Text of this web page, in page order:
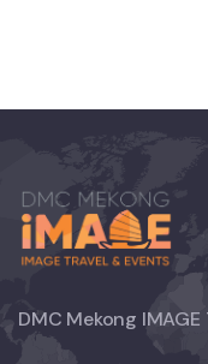
DMC Mekong